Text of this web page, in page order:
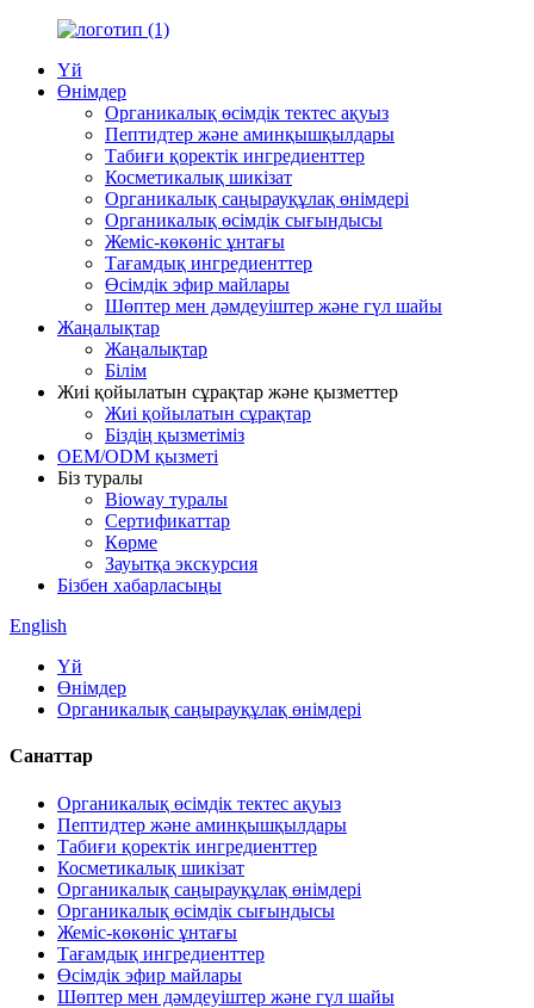
Үй
Өнімдер
Органикалық өсімдік тектес ақуыз
Пептидтер және аминқышқылдары
Табиғи қоректік ингредиенттер
Косметикалық шикізат
Органикалық саңырауқұлақ өнімдері
Органикалық өсімдік сығындысы
Жеміс-көкөніс ұнтағы
Тағамдық ингредиенттер
Өсімдік эфир майлары
Шөптер мен дәмдеуіштер және гүл шайы
Жаңалықтар
Жаңалықтар
Білім
Жиі қойылатын сұрақтар және қызметтер
Жиі қойылатын сұрақтар
Біздің қызметіміз
OEM/ODM қызметі
Біз туралы
Bioway туралы
Сертификаттар
Көрме
Зауытқа экскурсия
Бізбен хабарласыңы
English
Үй
Өнімдер
Органикалық саңырауқұлақ өнімдері
Санаттар
Органикалық өсімдік тектес ақуыз
Пептидтер және аминқышқылдары
Табиғи қоректік ингредиенттер
Косметикалық шикізат
Органикалық саңырауқұлақ өнімдері
Органикалық өсімдік сығындысы
Жеміс-көкөніс ұнтағы
Тағамдық ингредиенттер
Өсімдік эфир майлары
Шөптер мен дәмдеуіштер және гүл шайы